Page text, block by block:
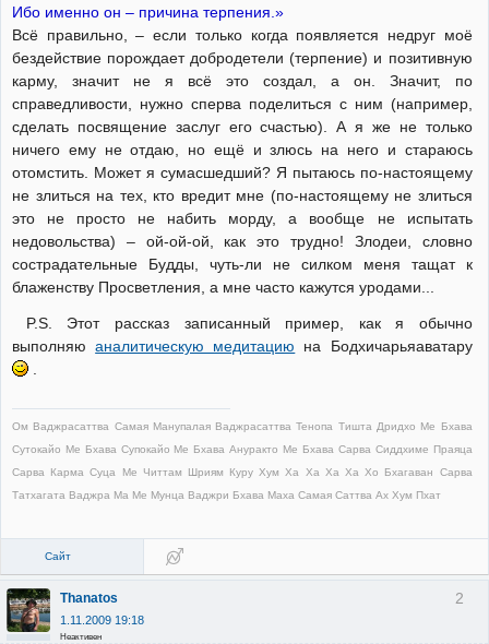
Ибо именно он – причина терпения.»
Всё правильно, – если только когда появляется недруг моё
бездействие порождает добродетели (терпение) и позитивную
карму, значит не я всё это создал, а он. Значит, по
справедливости, нужно сперва поделиться с ним (например,
сделать посвящение заслуг его счастью). А я же не только
ничего ему не отдаю, но ещё и злюсь на него и стараюсь
отомстить. Может я сумасшедший? Я пытаюсь по-настоящему
не злиться на тех, кто вредит мне (по-настоящему не злиться
это не просто не набить морду, а вообще не испытать
недовольства) – ой-ой-ой, как это трудно! Злодеи, словно
сострадательные Будды, чуть-ли не силком меня тащат к
блаженству Просветления, а мне часто кажутся уродами...
P.S. Этот рассказ записанный пример, как я обычно
выполняюаналитическую медитацию на Бодхичарьяаватару
Ом Ваджрасаттва Самая Манупалая Ваджрасаттва Тенопа Тишта Дридхо Ме Бхава
Сутокайо Ме Бхава Супокайо Ме Бхава Ануракто Ме Бхава Сарва Сиддхиме Праяца
Сарва Карма Суца Ме Читтам Шриям Куру Хум Ха Ха Ха Ха Хо Бхагаван Сарва
Татхагата Ваджра Ма Ме Мунца Ваджри Бхава Маха Самая Саттва Ах Хум Пхат
Сайт
2
Thanatos
1.11.2009 19:18
Неактивен